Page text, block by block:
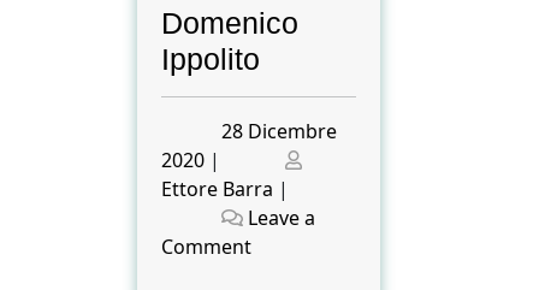
Domenico
Ippolito
Posted
28 Dicembre
2020 |
Posted
Ettore Barra |
Leave a
Commenton